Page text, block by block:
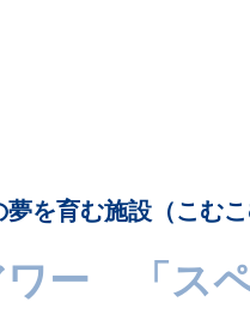
夢を育む施設（こむ
ワー 「ス